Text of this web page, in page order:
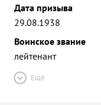
Дата призыва
29.08.1938
Воинское звание
лейтенант
Ещё